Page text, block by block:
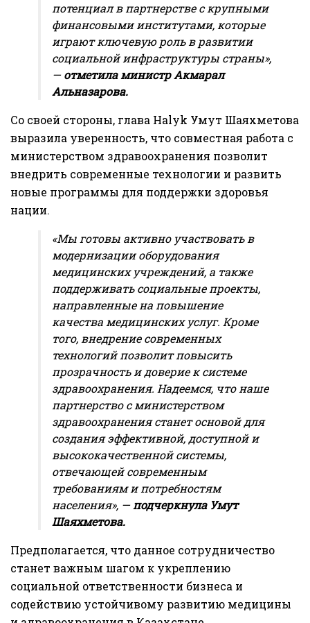
потенциал в партнерстве с крупными
финансовыми институтами, которые
играют ключевую роль в развитии
социальной инфраструктуры страны»,
—отметила министр Акмарал
Альназарова.
Со своей стороны, глава Halyk Умут Шаяхметова
выразила уверенность, что совместная работа с
министерством здравоохранения позволит
внедрить современные технологии и развить
новые программы для поддержки здоровья
нации.
«Мы готовы активно участвовать в
модернизации оборудования
медицинских учреждений, а также
поддерживать социальные проекты,
направленные на повышение
качества медицинских услуг. Кроме
того, внедрение современных
технологий позволит повысить
прозрачность и доверие к системе
здравоохранения. Надеемся, что наше
партнерство с министерством
здравоохранения станет основой для
создания эффективной, доступной и
высококачественной системы,
отвечающей современным
требованиям и потребностям
населения», —подчеркнула Умут
Шаяхметова.
Предполагается, что данное сотрудничество
станет важным шагом к укреплению
социальной ответственности бизнеса и
содействию устойчивому развитию медицины